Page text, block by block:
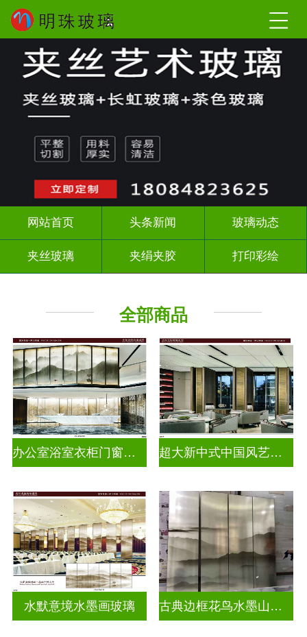
网站首页 头条新闻 玻璃动态
夹丝玻璃 夹绢夹胶 打印彩绘
全部商品
办公室浴室衣柜门窗户水墨画玻璃 超大新中式中国风艺术水墨山水画玻璃
水默意境水墨画玻璃 古典边框花鸟水墨山水画玻璃